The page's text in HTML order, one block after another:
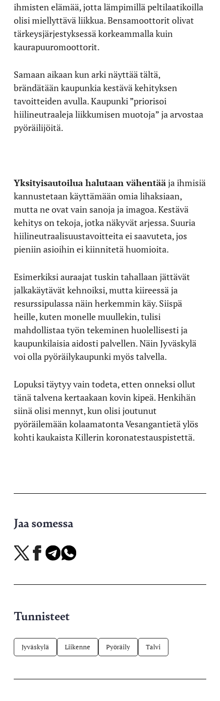
ihmisten elämää, jotta lämpimillä peltilaatikoilla
olisi miellyttävä liikkua. Bensamoottorit olivat
tärkeysjärjestyksessä korkeammalla kuin
kaurapuuromoottorit.
Samaan aikaan kun arki näyttää tältä,
brändätään kaupunkia kestävä kehityksen
tavoitteiden avulla. Kaupunki ”priorisoi
hiilineutraaleja liikkumisen muotoja” ja arvostaa
pyöräilijöitä.
Yksityisautoilua halutaan vähentääja ihmisiä
kannustetaan käyttämään omia lihaksiaan,
mutta ne ovat vain sanoja ja imagoa. Kestävä
kehitys on tekoja, jotka näkyvät arjessa. Suuria
hiilineutraalisuustavoitteita ei saavuteta, jos
pieniin asioihin ei kiinnitetä huomioita.
Esimerkiksi auraajat tuskin tahallaan jättävät
jalkakäytävät kehnoiksi, mutta kiireessä ja
resurssipulassa näin herkemmin käy. Siispä
heille, kuten monelle muullekin, tulisi
mahdollistaa työn tekeminen huolellisesti ja
kaupunkilaisia aidosti palvellen. Näin Jyväskylä
voi olla pyöräilykaupunki myös talvella.
Lopuksi täytyy vain todeta, etten onneksi ollut
tänä talvena kertaakaan kovin kipeä. Henkihän
siinä olisi mennyt, kun olisi joutunut
pyöräilemään kolaamatonta Vesangantietä ylös
kohti kaukaista Killerin koronatestauspistettä.
Jaa somessa
Jaa
X-
Jaa
Facebookissa
Jaa
Telegramissa
Jaa
WhatsAppissa
Tunnisteet
Jyväskylä Liikenne Pyöräily Talvi